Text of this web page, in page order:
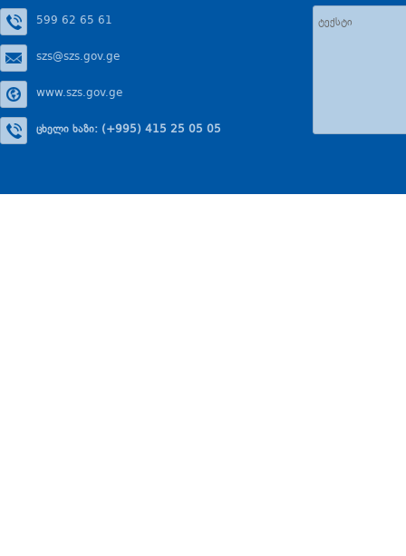
599 62 65 61
szs@szs.gov.ge
www.szs.gov.ge
ცხელი ხაზი: (+995) 415 25 05 05